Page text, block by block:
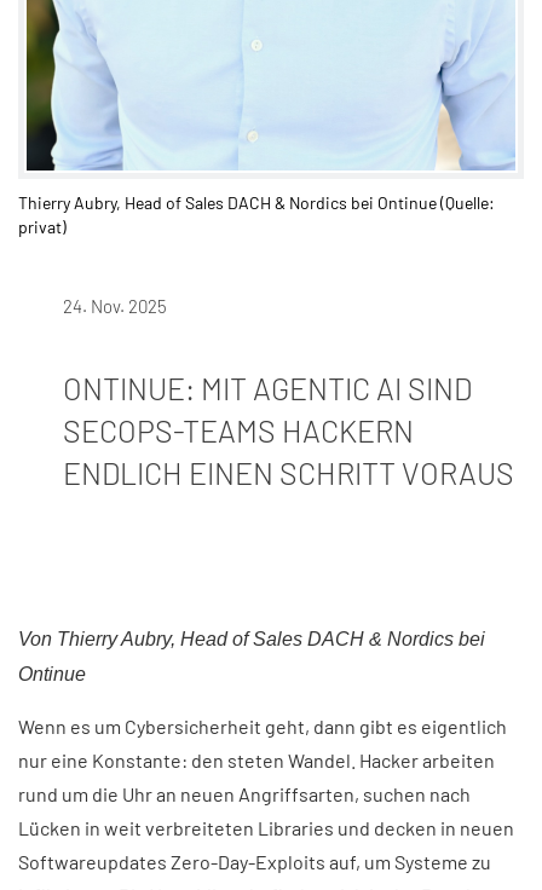
Thierry Aubry, Head of Sales DACH & Nordics bei Ontinue (Quelle:
privat)
24. Nov. 2025
ONTINUE: MIT AGENTIC AI SIND
SECOPS-TEAMS HACKERN
ENDLICH EINEN SCHRITT VORAUS
Von Thierry Aubry, Head of Sales DACH & Nordics bei
Ontinue​
Wenn es um Cybersicherheit geht, dann gibt es eigentlich
nur eine Konstante: den steten Wandel. Hacker arbeiten
rund um die Uhr an neuen Angriffsarten, suchen nach
Lücken in weit verbreiteten Libraries und decken in neuen
Softwareupdates Zero-Day-Exploits auf, um Systeme zu